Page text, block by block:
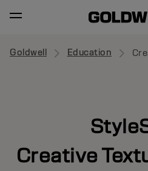
Goldwell Education
Creative